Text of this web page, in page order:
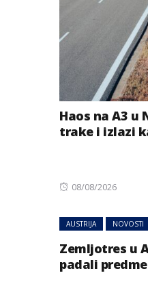
Haos na A3 u
trake i izlazi
Posted
08/08/2026
AUSTRIJA NOVOSTI
Zemljotres u
padali